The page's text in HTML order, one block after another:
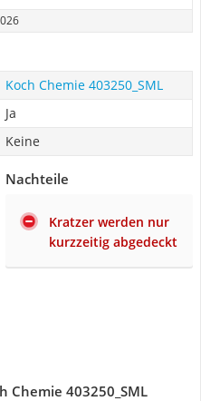
Koch Chemie 403250_SML
Ja
Keine
Nachteile
Kratzer werden nur
kurzzeitig abgedeckt
Chemie 403250_SML